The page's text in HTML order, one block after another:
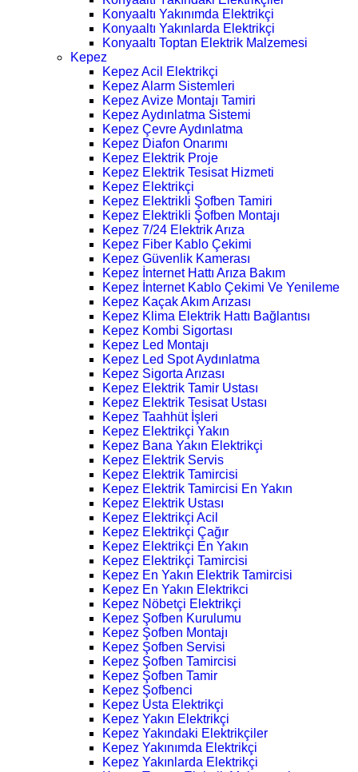
Konyaaltı Yakınımda Elektrikçi
Konyaaltı Yakınlarda Elektrikçi
Konyaaltı Toptan Elektrik Malzemesi
Kepez
Kepez Acil Elektrikçi
Kepez Alarm Sistemleri
Kepez Avize Montajı Tamiri
Kepez Aydınlatma Sistemi
Kepez Çevre Aydınlatma
Kepez Diafon Onarımı
Kepez Elektrik Proje
Kepez Elektrik Tesisat Hizmeti
Kepez Elektrikçi
Kepez Elektrikli Şofben Tamiri
Kepez Elektrikli Şofben Montajı
Kepez 7/24 Elektrik Arıza
Kepez Fiber Kablo Çekimi
Kepez Güvenlik Kamerası
Kepez İnternet Hattı Arıza Bakım
Kepez İnternet Kablo Çekimi Ve Yenileme
Kepez Kaçak Akım Arızası
Kepez Klima Elektrik Hattı Bağlantısı
Kepez Kombi Sigortası
Kepez Led Montajı
Kepez Led Spot Aydınlatma
Kepez Sigorta Arızası
Kepez Elektrik Tamir Ustası
Kepez Elektrik Tesisat Ustası
Kepez Taahhüt İşleri
Kepez Elektrikçi Yakın
Kepez Bana Yakın Elektrikçi
Kepez Elektrik Servis
Kepez Elektrik Tamircisi
Kepez Elektrik Tamircisi En Yakın
Kepez Elektrik Ustası
Kepez Elektrikçi Acil
Kepez Elektrikçi Çağır
Kepez Elektrikçi En Yakın
Kepez Elektrikçi Tamircisi
Kepez En Yakın Elektrik Tamircisi
Kepez En Yakın Elektrikci
Kepez Nöbetçi Elektrikçi
Kepez Şofben Kurulumu
Kepez Şofben Montajı
Kepez Şofben Servisi
Kepez Şofben Tamircisi
Kepez Şofben Tamir
Kepez Şofbenci
Kepez Usta Elektrikçi
Kepez Yakın Elektrikçi
Kepez Yakındaki Elektrikçiler
Kepez Yakınımda Elektrikçi
Kepez Yakınlarda Elektrikçi